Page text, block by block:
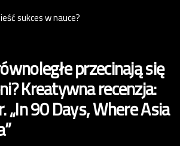
sukces w nauce?
przecinają się
Kreatywna recenzja:
„In 90 Days, Where Asia